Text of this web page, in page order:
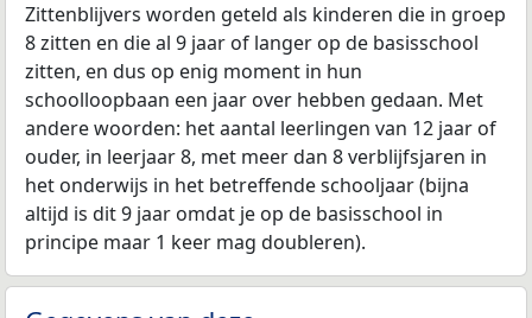
Zittenblijvers worden geteld als kinderen die in groep
8 zitten en die al 9 jaar of langer op de basisschool
zitten, en dus op enig moment in hun
schoolloopbaan een jaar over hebben gedaan. Met
andere woorden: het aantal leerlingen van 12 jaar of
ouder, in leerjaar 8, met meer dan 8 verblijfsjaren in
het onderwijs in het betreffende schooljaar (bijna
altijd is dit 9 jaar omdat je op de basisschool in
principe maar 1 keer mag doubleren).